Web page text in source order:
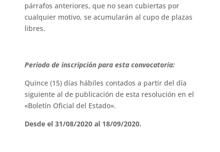
párrafos anteriores, que no sean cubiertas por
cualquier motivo, se acumularán al cupo de plazas
libres.
Periodo de inscripción para esta convocatoria:
Quince (15) días hábiles contados a partir del día
siguiente al de publicación de esta resolución en el
«Boletín Oficial del Estado».
Desde el 31/08/2020 al 18/09/2020.